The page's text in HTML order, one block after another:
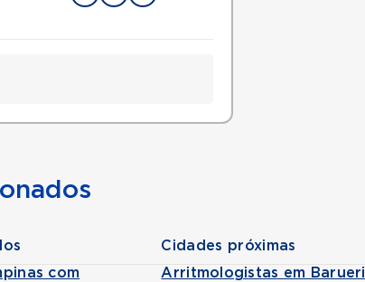
com
Cidades próximas
Arritmologistas em Barueri